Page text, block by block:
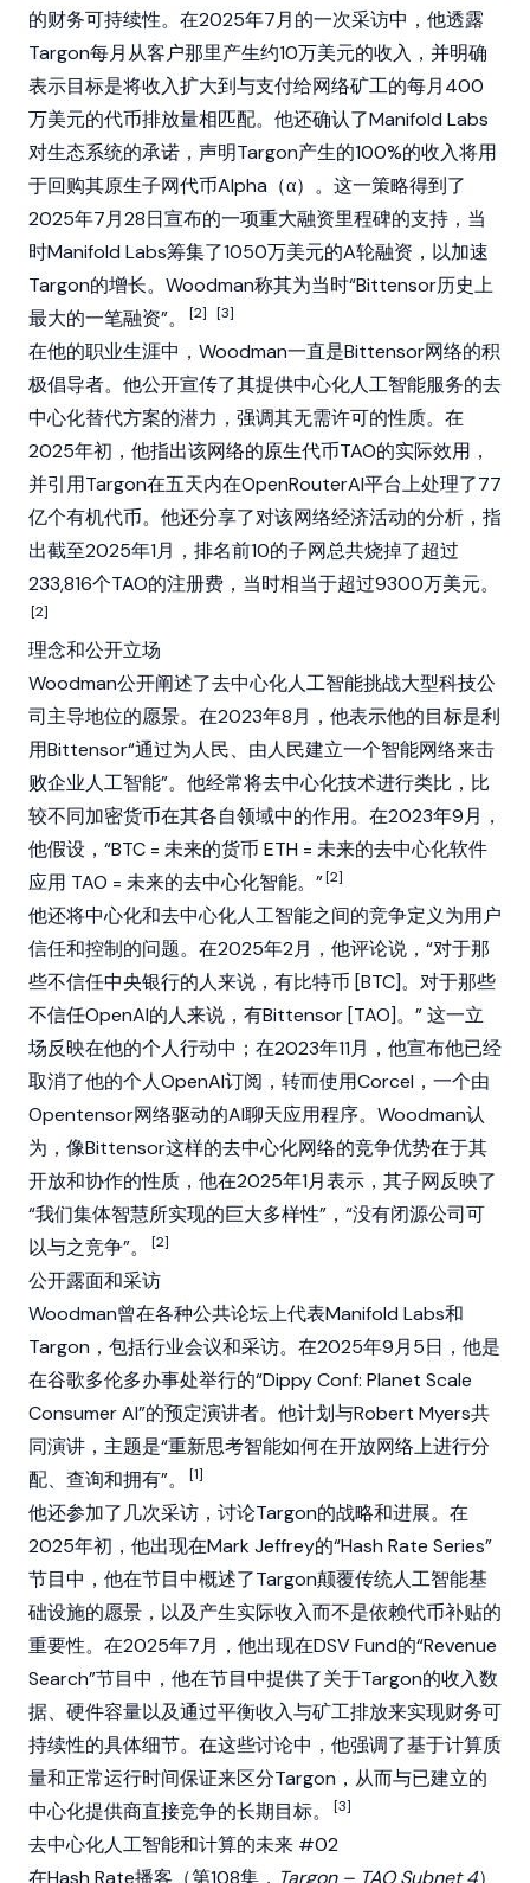
的财务可持续性。在2025年7月的一次采访中，他透露
Targon每月从客户那里产生约10万美元的收入，并明确
表示目标是将收入扩大到与支付给网络矿工的每月400
万美元的代币排放量相匹配。他还确认了Manifold Labs
对生态系统的承诺，声明Targon产生的100%的收入将用
于回购其原生子网代币Alpha（α）。这一策略得到了
2025年7月28日宣布的一项重大融资里程碑的支持，当
时Manifold Labs筹集了1050万美元的A轮融资，以加速
Targon的增长。Woodman称其为当时“Bittensor历史上
最大的一笔融资”。
[2] [3]
在他的职业生涯中，Woodman一直是Bittensor网络的积
极倡导者。他公开宣传了其提供中心化人工智能服务的去
中心化替代方案的潜力，强调其无需许可的性质。在
2025年初，他指出该网络的原生代币TAO的实际效用，
并引用Targon在五天内在OpenRouterAI平台上处理了77
亿个有机代币。他还分享了对该网络经济活动的分析，指
出截至2025年1月，排名前10的子网总共烧掉了超过
233,816个TAO的注册费，当时相当于超过9300万美元。
[2]
理念和公开立场
Woodman公开阐述了去中心化人工智能挑战大型科技公
司主导地位的愿景。在2023年8月，他表示他的目标是利
用Bittensor“通过为人民、由人民建立一个智能网络来击
败企业人工智能”。他经常将去中心化技术进行类比，比
较不同加密货币在其各自领域中的作用。在2023年9月，
他假设，“BTC = 未来的货币 ETH = 未来的去中心化软件
应用 TAO = 未来的去中心化智能。”[2]
他还将中心化和去中心化人工智能之间的竞争定义为用户
信任和控制的问题。在2025年2月，他评论说，“对于那
些不信任中央银行的人来说，有比特币 [BTC]。对于那些
不信任OpenAI的人来说，有Bittensor [TAO]。” 这一立
场反映在他的个人行动中；在2023年11月，他宣布他已经
取消了他的个人OpenAI订阅，转而使用Corcel，一个由
Opentensor网络驱动的AI聊天应用程序。Woodman认
为，像Bittensor这样的去中心化网络的竞争优势在于其
开放和协作的性质，他在2025年1月表示，其子网反映了
“我们集体智慧所实现的巨大多样性”，“没有闭源公司可
以与之竞争”。
[2]
公开露面和采访
Woodman曾在各种公共论坛上代表Manifold Labs和
Targon ，包括行业会议和采访。在2025年9月5日，他是
在谷歌多伦多办事处举行的“Dippy Conf: Planet Scale
Consumer AI”的预定演讲者。他计划与Robert Myers共
同演讲，主题是“重新思考智能如何在开放网络上进行分
配、查询和拥有”。
[1]
他还参加了几次采访，讨论Targon的战略和进展。在
2025年初，他出现在Mark Jeffrey的“Hash Rate Series”
节目中，他在节目中概述了Targon颠覆传统人工智能基
础设施的愿景，以及产生实际收入而不是依赖代币补贴的
重要性。在2025年7月，他出现在DSV Fund的“Revenue
Search”节目中，他在节目中提供了关于Targon的收入数
据、硬件容量以及通过平衡收入与矿工排放来实现财务可
持续性的具体细节。在这些讨论中，他强调了基于计算质
量和正常运行时间保证来区分Targon，从而与已建立的
中心化提供商直接竞争的长期目标。
[3]
去中心化人工智能和计算的未来 #02
在Hash Rate播客（第108集， Targon – TAO Subnet 4）